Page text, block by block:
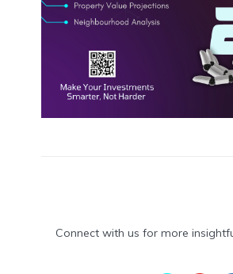
Connect with us for more